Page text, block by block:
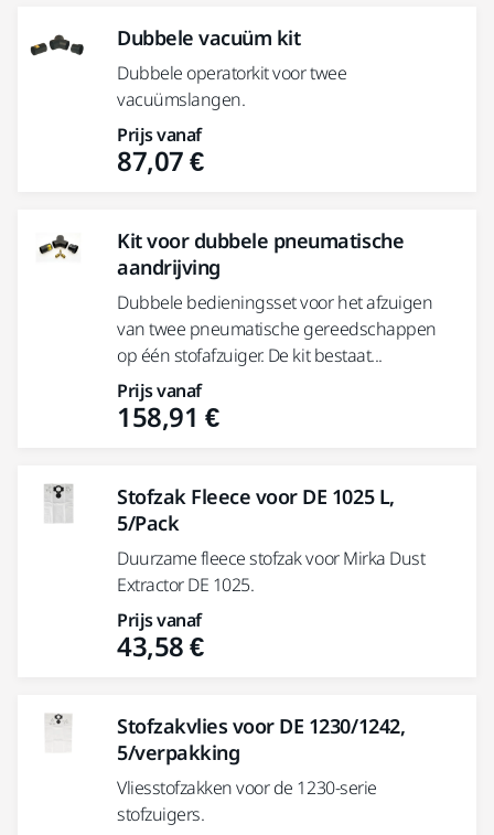
Dubbele vacuüm kit
Dubbele operatorkit voor twee
vacuümslangen.
Prijs vanaf
87,07 €
Kit voor dubbele pneumatische
aandrijving
Dubbele bedieningsset voor het afzuigen
van twee pneumatische gereedschappen
op één stofafzuiger. De kit bestaat...
Prijs vanaf
158,91 €
Stofzak Fleece voor DE 1025 L,
5/Pack
Duurzame fleece stofzak voor Mirka Dust
Extractor DE 1025.
Prijs vanaf
43,58 €
Stofzakvlies voor DE 1230/1242,
5/verpakking
Vliesstofzakken voor de 1230-serie
stofzuigers.